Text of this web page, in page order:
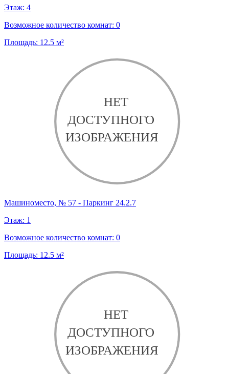
Этаж: 4
Возможное количество комнат: 0
Площадь: 12.5 м²
Машиноместо, № 57 - Паркинг 24.2.7
Этаж: 1
Возможное количество комнат: 0
Площадь: 12.5 м²